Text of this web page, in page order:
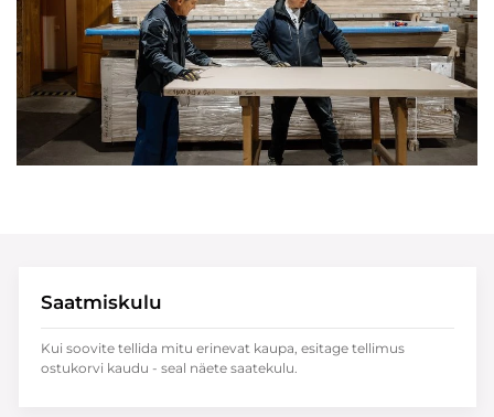
Saatmiskulu
Kui soovite tellida mitu erinevat kaupa, esitage tellimus
ostukorvi kaudu - seal näete saatekulu.